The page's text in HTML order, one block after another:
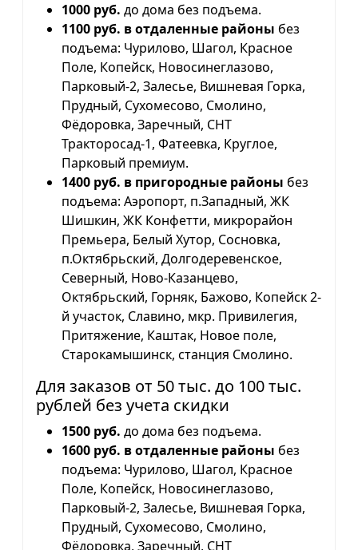
1000 руб. до дома без подъема.
1100 руб. в отдаленные районы без
подъема: Чурилово, Шагол, Красное
Поле, Копейск, Новосинеглазово,
Парковый-2, Залесье, Вишневая Горка,
Прудный, Сухомесово, Смолино,
Фёдоровка, Заречный, СНТ
Тракторосад-1, Фатеевка, Круглое,
Парковый премиум.
1400 руб. в пригородные районы без
подъема: Аэропорт, п.Западный, ЖК
Шишкин, ЖК Конфетти, микрорайон
Премьера, Белый Хутор, Сосновка,
п.Октябрьский, Долгодеревенское,
Северный, Ново-Казанцево,
Октябрьский, Горняк, Бажово, Копейск 2-
й участок, Славино, мкр. Привилегия,
Притяжение, Каштак, Новое поле,
Старокамышинск, станция Смолино.
Для заказов от 50 тыс. до 100 тыс.
рублей без учета скидки
1500 руб. до дома без подъема.
1600 руб. в отдаленные районы без
подъема: Чурилово, Шагол, Красное
Поле, Копейск, Новосинеглазово,
Парковый-2, Залесье, Вишневая Горка,
Прудный, Сухомесово, Смолино,
Фёдоровка, Заречный, СНТ